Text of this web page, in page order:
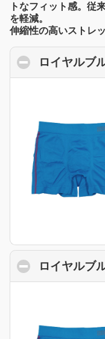
トなフィット感。従
を軽減。
伸縮性の高いストレ
ロイヤル
ロイヤル